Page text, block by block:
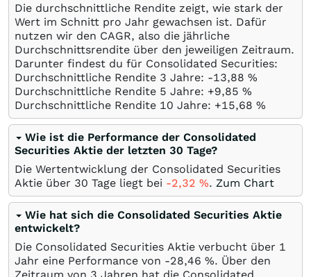
Die durchschnittliche Rendite zeigt, wie stark der
Wert im Schnitt pro Jahr gewachsen ist. Dafür
nutzen wir den CAGR, also die jährliche
Durchschnittsrendite über den jeweiligen Zeitraum.
Darunter findest du für Consolidated Securities:
Durchschnittliche Rendite 3 Jahre: -13,88 %
Durchschnittliche Rendite 5 Jahre: +9,85 %
Durchschnittliche Rendite 10 Jahre: +15,68 %
Wie ist die Performance der Consolidated
Securities Aktie der letzten 30 Tage?
Die Wertentwicklung der Consolidated Securities
Aktie über 30 Tage liegt bei -2,32 %. Zum Chart
Wie hat sich die Consolidated Securities Aktie
entwickelt?
Die Consolidated Securities Aktie verbucht über 1
Jahr eine Performance von -28,46 %. Über den